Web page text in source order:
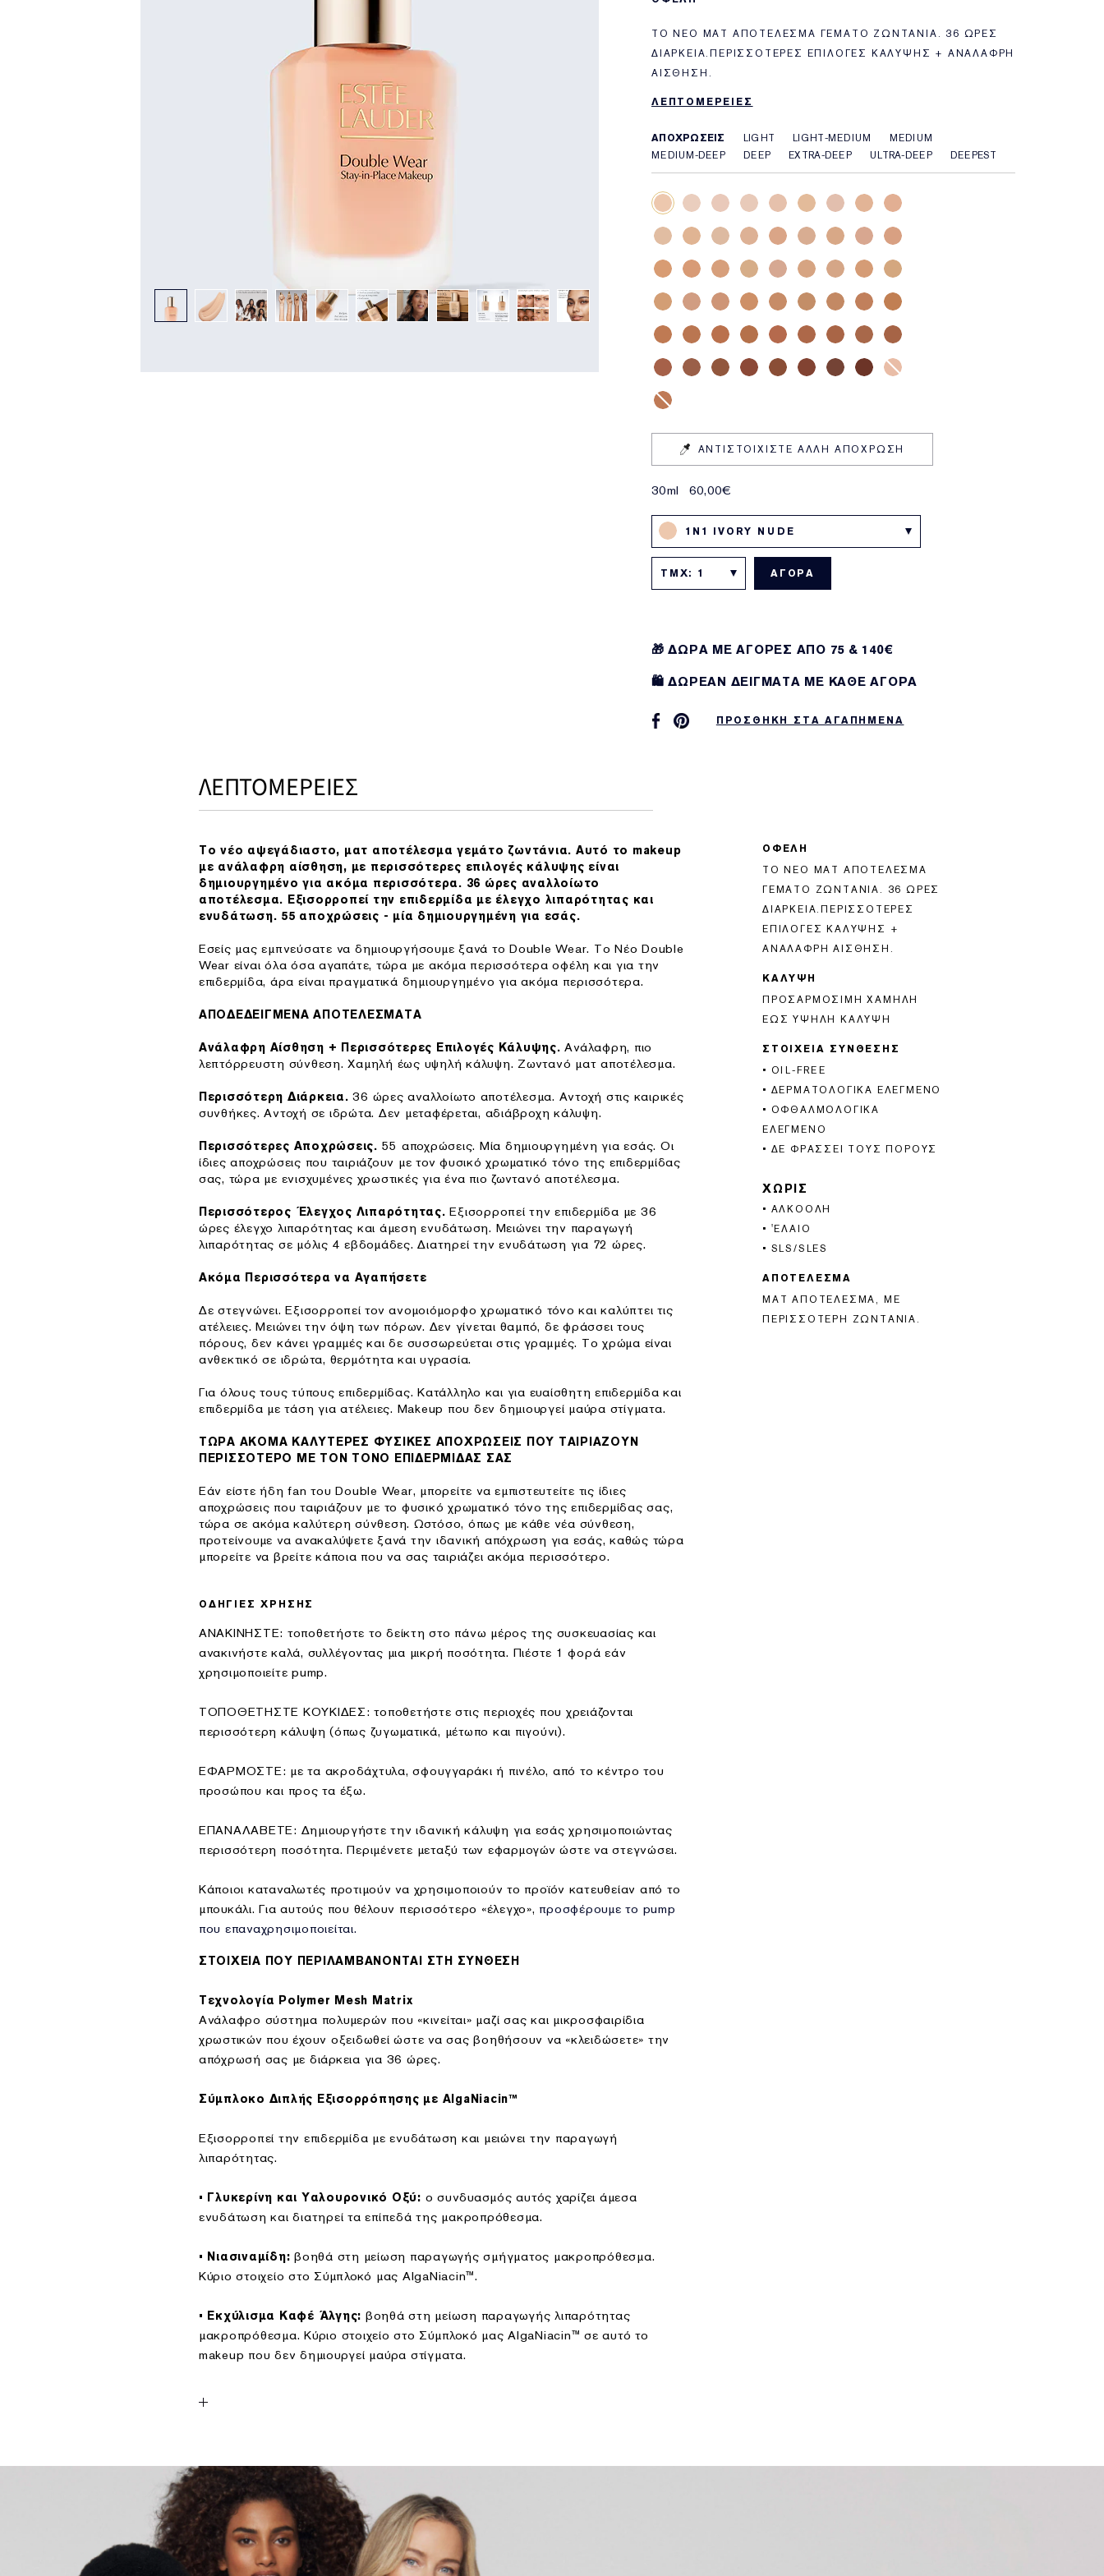
ΤΟ ΝΈΟ ΜΑΤ ΑΠΟΤΈΛΕΣΜΑ ΓΕΜΆΤΟ ΖΩΝΤΆΝΙΑ. 36 ΏΡΕΣ
ΔΙΆΡΚΕΙΑ.ΠΕΡΙΣΣΌΤΕΡΕΣ ΕΠΙΛΟΓΈΣ ΚΆΛΥΨΗΣ + ΑΝΆΛΑΦΡΗ
ΑΊΣΘΗΣΗ.
ΛΕΠΤΟΜΕΡΕΙΕΣ
ΑΠΟΧΡΩΣΕΙΣ LIGHT LIGHT-MEDIUM
MEDIUM
MEDIUM-DEEP
DEEP EXTRA-DEEP ULTRA-DEEP DEEPEST
ΑΝΤΙΣΤΟΙΧΙΣΤΕ ΑΛΛΗ ΑΠΟΧΡΩΣΗ
30ml 60,00€
1N1 IVORY NUDE
TMX: 1 ΑΓΟΡΑ
🎁 ΔΩΡΑ ΜΕ ΑΓΟΡΕΣ ΑΠΌ 75 & 140€
🛍️ ΔΩΡΕΑΝ ΔΕΙΓΜΑΤΑ ΜΕ ΚΑΘΕ ΑΓΟΡΑ
ΠΡΟΣΘΗΚΗ ΣΤΑ ΑΓΑΠΗΜΕΝΑ
ΛΕΠΤΟΜΕΡΕΙΕΣ
Το νέο αψεγάδιαστο, ματ αποτέλεσμα γεμάτο ζωντάνια. Αυτό το makeup
με ανάλαφρη αίσθηση, με περισσότερες επιλογές κάλυψης είναι
δημιουργημένο για ακόμα περισσότερα. 36 ώρες αναλλοίωτο
αποτέλεσμα. Εξισορροπεί την επιδερμίδα με έλεγχο λιπαρότητας και
ενυδάτωση. 55 αποχρώσεις - μία δημιουργημένη για εσάς.
Εσείς μας εμπνεύσατε να δημιουργήσουμε ξανά το Double Wear. Το Νέο Double
Wear είναι όλα όσα αγαπάτε, τώρα με ακόμα περισσότερα οφέλη και για την
επιδερμίδα, άρα είναι πραγματικά δημιουργημένο για ακόμα περισσότερα.
ΑΠΟΔΕΔΕΙΓΜΕΝΑ ΑΠΟΤΕΛΕΣΜΑΤΑ
Ανάλαφρη Αίσθηση + Περισσότερες Επιλογές Κάλυψης.Ανάλαφρη, πιο
λεπτόρρευστη σύνθεση. Χαμηλή έως υψηλή κάλυψη. Ζωντανό ματ αποτέλεσμα.
Περισσότερη Διάρκεια. 36 ώρες αναλλοίωτο αποτέλεσμα. Αντοχή στις καιρικές
συνθήκες. Αντοχή σε ιδρώτα. Δεν μεταφέρεται, αδιάβροχη κάλυψη.
Περισσότερες Αποχρώσεις. 55 αποχρώσεις. Μία δημιουργημένη για εσάς. Οι
ίδιες αποχρώσεις που ταιριάζουν με τον φυσικό χρωματικό τόνο της επιδερμίδας
σας, τώρα με ενισχυμένες χρωστικές για ένα πιο ζωντανό αποτέλεσμα.
Περισσότερος Έλεγχος Λιπαρότητας.Εξισορροπεί την επιδερμίδα με 36
ώρες έλεγχο λιπαρότητας και άμεση ενυδάτωση. Μειώνει την παραγωγή
λιπαρότητας σε μόλις 4 εβδομάδες. Διατηρεί την ενυδάτωση για 72 ώρες.
Ακόμα Περισσότερα να Αγαπήσετε
Δε στεγνώνει. Εξισορροπεί τον ανομοιόμορφο χρωματικό τόνο και καλύπτει τις
ατέλειες. Μειώνει την όψη των πόρων. Δεν γίνεται θαμπό, δε φράσσει τους
πόρους, δεν κάνει γραμμές και δε συσσωρεύεται στις γραμμές. Το χρώμα είναι
ανθεκτικό σε ιδρώτα, θερμότητα και υγρασία.
Για όλους τους τύπους επιδερμίδας. Κατάλληλο και για ευαίσθητη επιδερμίδα και
επιδερμίδα με τάση για ατέλειες. Makeup που δεν δημιουργεί μαύρα στίγματα.
ΤΩΡΑ ΑΚΟΜΑ ΚΑΛΥΤΕΡΕΣ ΦΥΣΙΚΕΣ ΑΠΟΧΡΩΣΕΙΣ ΠΟΥ ΤΑΙΡΙΑΖΟΥΝ
ΠΕΡΙΣΣΟΤΕΡΟ ΜΕ ΤΟΝ ΤΟΝΟ ΕΠΙΔΕΡΜΙΔΑΣ ΣΑΣ
Εάν είστε ήδη fan του Double Wear, μπορείτε να εμπιστευτείτε τις ίδιες
αποχρώσεις που ταιριάζουν με το φυσικό χρωματικό τόνο της επιδερμίδας σας,
τώρα σε ακόμα καλύτερη σύνθεση. Ωστόσο, όπως με κάθε νέα σύνθεση,
προτείνουμε να ανακαλύψετε ξανά την ιδανική απόχρωση για εσάς, καθώς τώρα
μπορείτε να βρείτε κάποια που να σας ταιριάζει ακόμα περισσότερο.
ΟΔΗΓΙΕΣ ΧΡΗΣΗΣ
ΑΝΑΚΙΝΗΣΤΕ: τοποθετήστε το δείκτη στο πάνω μέρος της συσκευασίας και
ανακινήστε καλά, συλλέγοντας μια μικρή ποσότητα. Πιέστε 1 φορά εάν
χρησιμοποιείτε pump.
ΤΟΠΟΘΕΤΗΣΤΕ ΚΟΥΚΙΔΕΣ: τοποθετήστε στις περιοχές που χρειάζονται
περισσότερη κάλυψη (όπως ζυγωματικά, μέτωπο και πιγούνι).
ΕΦΑΡΜΟΣΤΕ: με τα ακροδάχτυλα, σφουγγαράκι ή πινέλο, από το κέντρο του
προσώπου και προς τα έξω.
ΕΠΑΝΑΛΑΒΕΤΕ: Δημιουργήστε την ιδανική κάλυψη για εσάς χρησιμοποιώντας
περισσότερη ποσότητα. Περιμένετε μεταξύ των εφαρμογών ώστε να στεγνώσει.
Κάποιοι καταναλωτές προτιμούν να χρησιμοποιούν το προϊόν κατευθείαν από το
μπουκάλι. Για αυτούς που θέλουν περισσότερο «έλεγχο», προσφέρουμε το pump
που επαναχρησιμοποιείται.
ΣΤΟΙΧΕΙΑ ΠΟΥ ΠΕΡΙΛΑΜΒΑΝΟΝΤΑΙ ΣΤΗ ΣΥΝΘΕΣΗ
Τεχνολογία Polymer Mesh Matrix
Ανάλαφρο σύστημα πολυμερών που «κινείται» μαζί σας και μικροσφαιρίδια
χρωστικών που έχουν οξειδωθεί ώστε να σας βοηθήσουν να «κλειδώσετε» την
απόχρωσή σας με διάρκεια για 36 ώρες.
Σύμπλοκο Διπλής Εξισορρόπησης με AlgaNiacin™
Εξισορροπεί την επιδερμίδα με ενυδάτωση και μειώνει την παραγωγή
λιπαρότητας.
• Γλυκερίνη και Υαλουρονικό Οξύ: ο συνδυασμός αυτός χαρίζει άμεσα
ενυδάτωση και διατηρεί τα επίπεδά της μακροπρόθεσμα.
• Νιασιναμίδη: βοηθά στη μείωση παραγωγής σμήγματος μακροπρόθεσμα.
Κύριο στοιχείο στο Σύμπλοκό μας AlgaNiacin™.
• Εκχύλισμα Καφέ Άλγης: βοηθά στη μείωση παραγωγής λιπαρότητας
μακροπρόθεσμα. Κύριο στοιχείο στο Σύμπλοκό μας AlgaNiacin™ σε αυτό το
makeup που δεν δημιουργεί μαύρα στίγματα.
ΟΦΕΛΗ
ΤΟ ΝΈΟ ΜΑΤ ΑΠΟΤΈΛΕΣΜΑ
ΓΕΜΆΤΟ ΖΩΝΤΆΝΙΑ. 36 ΏΡΕΣ
ΔΙΆΡΚΕΙΑ.ΠΕΡΙΣΣΌΤΕΡΕΣ
ΕΠΙΛΟΓΈΣ ΚΆΛΥΨΗΣ +
ΑΝΆΛΑΦΡΗ ΑΊΣΘΗΣΗ.
ΚΑΛΥΨΗ
ΠΡΟΣΑΡΜΌΣΙΜΗ ΧΑΜΗΛΉ
ΈΩΣ ΥΨΗΛΉ ΚΆΛΥΨΗ
ΣΤΟΙΧΕΙΑ ΣΥΝΘΕΣΗΣ
• OIL-FREE
• ΔΕΡΜΑΤΟΛΟΓΙΚΆ ΕΛΕΓΜΈΝΟ
• ΟΦΘΑΛΜΟΛΟΓΙΚΆ
ΕΛΕΓΜΈΝΟ
• ΔΕ ΦΡΆΣΣΕΙ ΤΟΥΣ ΠΌΡΟΥΣ
ΧΩΡΊΣ
• ΑΛΚΟΌΛΗ
• 'ΕΛΑΙΟ
• SLS/SLES
ΑΠΟΤΕΛΕΣΜΑ
ΜΑΤ ΑΠΟΤΈΛΕΣΜΑ, ΜΕ
ΠΕΡΙΣΣΌΤΕΡΗ ΖΩΝΤΆΝΙΑ.